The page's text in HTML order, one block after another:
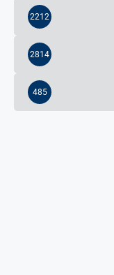
2212
2814
485